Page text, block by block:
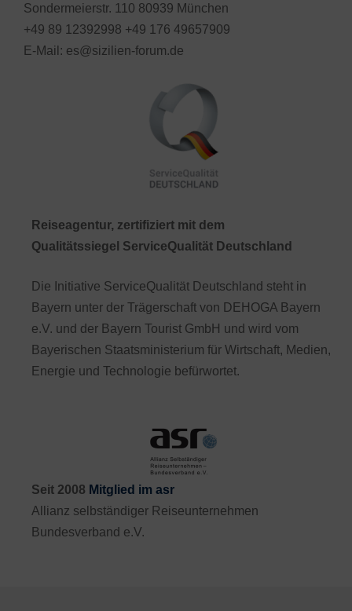
Sondermeierstr. 110 80939 München
+49 89 12392998 +49 176 49657909
E-Mail: es@sizilien-forum.de
Reiseagentur, zertifiziert mit dem
Qualitätssiegel ServiceQualität Deutschland
Die Initiative ServiceQualität Deutschland steht in
Bayern unter der Trägerschaft von DEHOGA Bayern
e.V. und der Bayern Tourist GmbH und wird vom
Bayerischen Staatsministerium für Wirtschaft, Medien,
Energie und Technologie befürwortet.
Seit 2008 Mitglied im asr
Allianz selbständiger Reiseunternehmen
Bundesverband e.V.